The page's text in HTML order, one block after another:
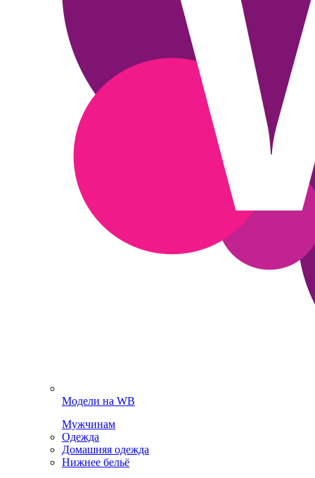
Модели на WB
Мужчинам
Одежда
Домашняя одежда
Нижнее бельё